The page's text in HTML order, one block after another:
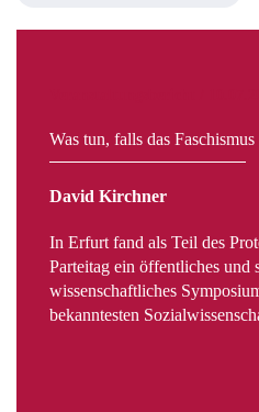
Was tun, falls das Faschismus
David Kirchner
In Erfurt fand als Teil des
Parteitag ein öffentliches und
wissenschaftliches
bekanntesten